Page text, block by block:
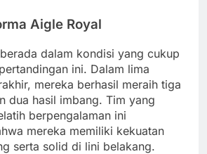
Aigle Royal
dalam kondisi yang cukup
ini. Dalam lima
mereka berhasil meraih tiga
dua hasil imbang. Tim yang
berpengalaman ini
mereka memiliki kekuatan
serta solid di lini belakang.